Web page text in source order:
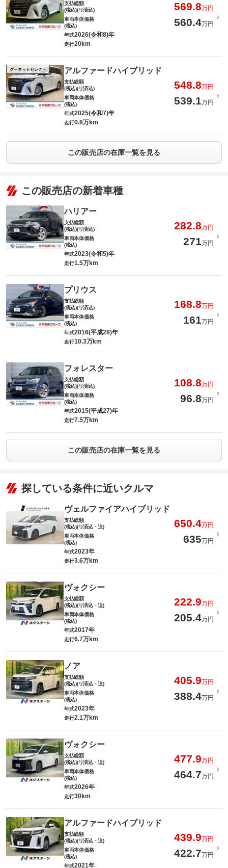
支払総額
(税込)(リ済込)
569.8万円
車両本体価格
(税込)
560.4万円
年式2026(令和8)年
走行20km
グーネットセレクト アルファードハイブリッド
支払総額
(税込)(リ済込)
548.8万円
車両本体価格
(税込)
539.1万円
年式2025(令和7)年
走行0.8万km
この販売店の在庫一覧を見る
この販売店の新着車種
ハリアー
支払総額
(税込)(リ済込)
282.8万円
車両本体価格
(税込)
271万円
年式2023(令和5)年
走行1.5万km
プリウス
支払総額
(税込)(リ済込)
168.8万円
車両本体価格
(税込)
161万円
年式2016(平成28)年
走行10.3万km
フォレスター
支払総額
(税込)(リ済込)
108.8万円
車両本体価格
(税込)
96.8万円
年式2015(平成27)年
走行7.5万km
この販売店の在庫一覧を見る
探している条件に近いクルマ
ヴェルファイアハイブリッド
支払総額
(税込)(リ済込・追)
650.4万円
車両本体価格
(税込)
635万円
年式2023年
走行3.6万km
ヴォクシー
支払総額
(税込)(リ済込・追)
222.9万円
車両本体価格
(税込)
205.4万円
年式2017年
走行6.7万km
ノア
支払総額
(税込)(リ済込・追)
405.9万円
車両本体価格
(税込)
388.4万円
年式2023年
走行2.1万km
ヴォクシー
支払総額
(税込)(リ済込・追)
477.9万円
車両本体価格
(税込)
464.7万円
年式2026年
走行30km
アルファードハイブリッド
支払総額
(税込)(リ済込・追)
439.9万円
車両本体価格
(税込)
422.7万円
年式2021年